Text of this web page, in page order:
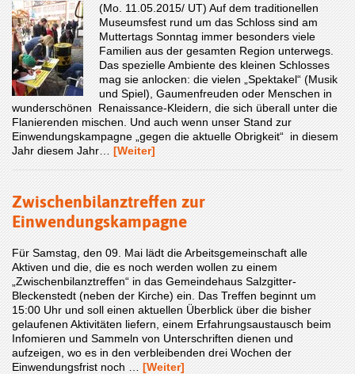
(Mo. 11.05.2015/ UT) Auf dem traditionellen
Museumsfest rund um das Schloss sind am
Muttertags Sonntag immer besonders viele
Familien aus der gesamten Region unterwegs.
Das spezielle Ambiente des kleinen Schlosses
mag sie anlocken: die vielen „Spektakel“ (Musik
und Spiel), Gaumenfreuden oder Menschen in
wunderschönen Renaissance-Kleidern, die sich überall unter die
Flanierenden mischen. Und auch wenn unser Stand zur
Einwendungskampagne „gegen die aktuelle Obrigkeit“ in diesem
Jahr diesem Jahr… [Weiter]
Zwischenbilanztreffen zur
Einwendungskampagne
Für Samstag, den 09. Mai lädt die Arbeitsgemeinschaft alle
Aktiven und die, die es noch werden wollen zu einem
„Zwischenbilanztreffen“ in das Gemeindehaus Salzgitter-
Bleckenstedt (neben der Kirche) ein. Das Treffen beginnt um
15:00 Uhr und soll einen aktuellen Überblick über die bisher
gelaufenen Aktivitäten liefern, einem Erfahrungsaustausch beim
Infomieren und Sammeln von Unterschriften dienen und
aufzeigen, wo es in den verbleibenden drei Wochen der
Einwendungsfrist noch … [Weiter]